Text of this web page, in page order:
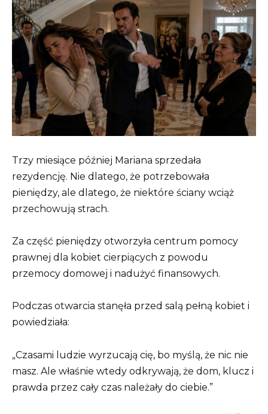
Trzy miesiące później Mariana sprzedała
rezydencję. Nie dlatego, że potrzebowała
pieniędzy, ale dlatego, że niektóre ściany wciąż
przechowują strach.
Za część pieniędzy otworzyła centrum pomocy
prawnej dla kobiet cierpiących z powodu
przemocy domowej i nadużyć finansowych.
Podczas otwarcia stanęła przed salą pełną kobiet i
powiedziała:
„Czasami ludzie wyrzucają cię, bo myślą, że nic nie
masz. Ale właśnie wtedy odkrywają, że dom, klucz i
prawda przez cały czas należały do ciebie.”